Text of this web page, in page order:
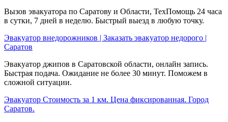
Вызов эвакуатора по Саратову и Области, ТехПомощь 24 часа
в сутки, 7 дней в неделю. Быстрый выезд в любую точку.
Эвакуатор внедорожников | Заказать эвакуатор недорого |
Саратов
Эвакуатор джипов в Саратовской области, онлайн запись.
Быстрая подача. Ожидание не более 30 минут. Поможем в
сложной ситуации.
Эвакуатор Стоимость за 1 км. Цена фиксированная. Город
Саратов.